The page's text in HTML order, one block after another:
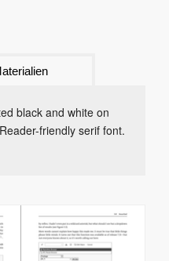
black and white on
friendly serif font.